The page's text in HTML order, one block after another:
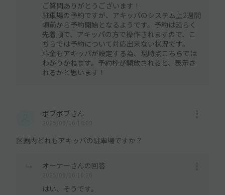
ご質問ありがとうございます！
駐車場の予約ですが、アキッパのシステム上2週間
頃前から予約開始となるようです。予約は恐らく
先着順で、アキッパの方で操作されますので、こ
ちらでは予約について対応出来ない状況です。
料金もアキッパが設定する為、現時点こちらでは
わかりかねます。予約枠が開放されると、表示さ
れるかと思います！
ボブボブさん
区画内どれもアキッパの駐車場ですか？
オーナーさんの回答
はい、そうです。